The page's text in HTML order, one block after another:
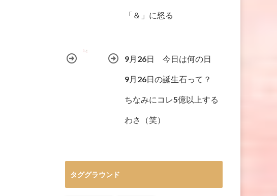
「＆」に怒る
9月26日 今日は何の日
9月26日の誕生石って？
ちなみにコレ5億以上する
わさ（笑）
タググラウンド